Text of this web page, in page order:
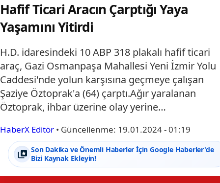
Hafif Ticari Aracın Çarptığı Yaya
Yaşamını Yitirdi
H.D. idaresindeki 10 ABP 318 plakalı hafif ticari
araç, Gazi Osmanpaşa Mahallesi Yeni İzmir Yolu
Caddesi'nde yolun karşısına geçmeye çalışan
Şaziye Öztoprak'a (64) çarptı.Ağır yaralanan
Öztoprak, ihbar üzerine olay yerine…
HaberX Editör • Güncellenme: 19.01.2024 - 01:19
Son Dakika ve Önemli Haberler İçin Google Haberler'de
Bizi Kaynak Ekleyin!